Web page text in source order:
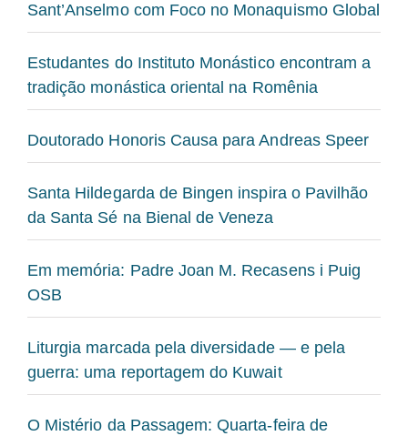
Sant’Anselmo com Foco no Monaquismo Global
Estudantes do Instituto Monástico encontram a
tradição monástica oriental na Romênia
Doutorado Honoris Causa para Andreas Speer
Santa Hildegarda de Bingen inspira o Pavilhão
da Santa Sé na Bienal de Veneza
Em memória: Padre Joan M. Recasens i Puig
OSB
Liturgia marcada pela diversidade — e pela
guerra: uma reportagem do Kuwait
O Mistério da Passagem: Quarta-feira de